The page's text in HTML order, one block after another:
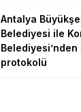
Antalya
Belediyesi ile
protokolü